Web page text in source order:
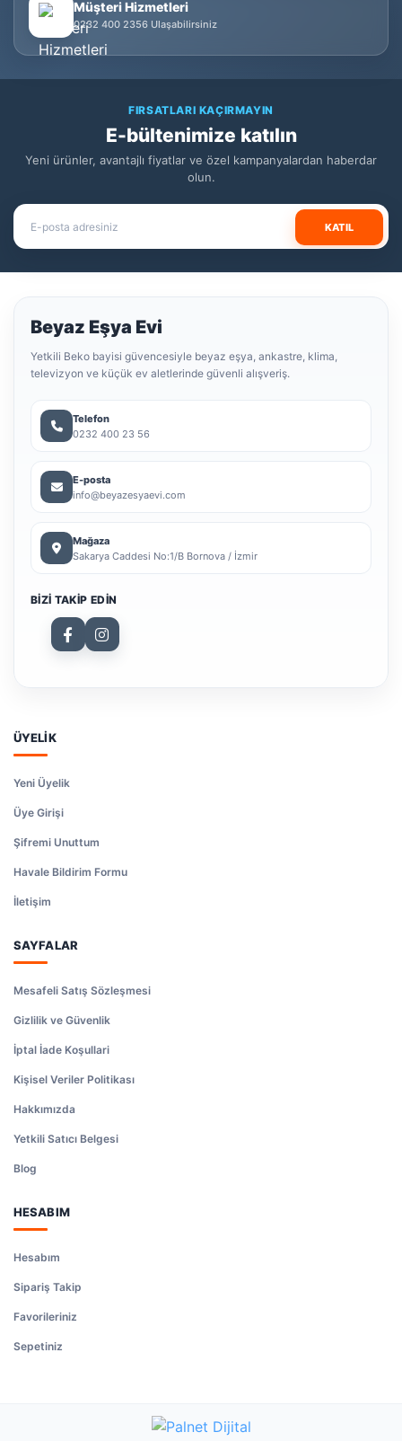
Müşteri Hizmetleri
0232 400 2356 Ulaşabilirsiniz
FIRSATLARI KAÇIRMAYIN
E-bültenimize katılın
Yeni ürünler, avantajlı fiyatlar ve özel kampanyalardan haberdar
olun.
KATIL
Beyaz Eşya Evi
Yetkili Beko bayisi güvencesiyle beyaz eşya, ankastre, klima,
televizyon ve küçük ev aletlerinde güvenli alışveriş.
Telefon
0232 400 23 56
E-posta
info@beyazesyaevi.com
Mağaza
Sakarya Caddesi No:1/B Bornova / İzmir
BIZI TAKIP EDIN
ÜYELİK
Yeni Üyelik
Üye Girişi
Şifremi Unuttum
Havale Bildirim Formu
İletişim
SAYFALAR
Mesafeli Satış Sözleşmesi
Gizlilik ve Güvenlik
İptal İade Koşullari
Kişisel Veriler Politikası
Hakkımızda
Yetkili Satıcı Belgesi
Blog
HESABIM
Hesabım
Sipariş Takip
Favorileriniz
Sepetiniz